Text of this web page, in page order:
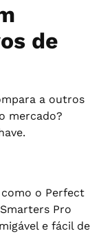
de
a outros
mercado?
o Perfect
Pro
e fácil de